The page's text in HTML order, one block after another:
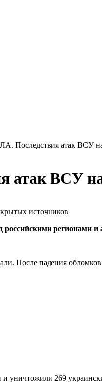
Последствия атак ВСУ
ВСУ на
источников
После падения
269